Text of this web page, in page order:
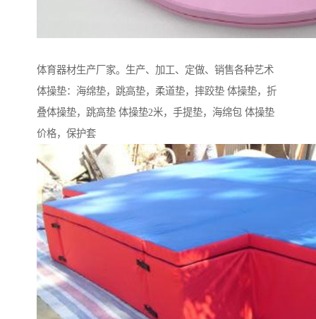
体育器材生产厂家。生产、加工、定做、销售各种艺术
体操垫：海绵垫，跳高垫，柔道垫，摔跤垫 体操垫，折
叠体操垫，跳高垫 体操垫2米，手提垫，海绵包 体操垫
价格，保护套